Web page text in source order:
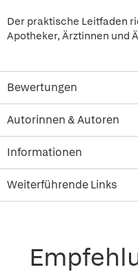
Der praktische Leitfaden
Apotheker, Ärztinnen und
Bewertungen
Autorinnen & Autoren
Informationen
Weiterführende Links